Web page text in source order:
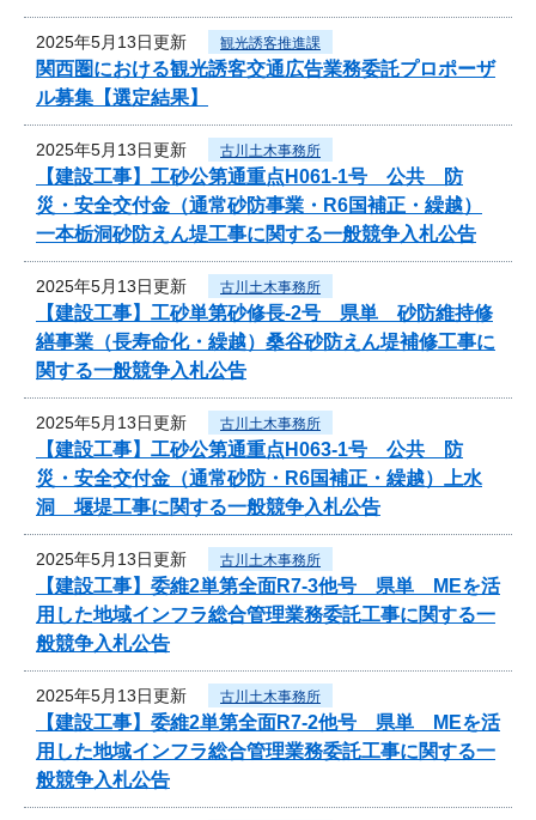
2025年5月13日更新 観光誘客推進課
関西圏における観光誘客交通広告業務委託プロポーザ
ル募集【選定結果】
2025年5月13日更新 古川土木事務所
【建設工事】工砂公第通重点H061-1号 公共 防
災・安全交付金（通常砂防事業・R6国補正・繰越）
一本栃洞砂防えん堤工事に関する一般競争入札公告
2025年5月13日更新 古川土木事務所
【建設工事】工砂単第砂修長‐2号 県単 砂防維持修
繕事業（長寿命化・繰越）桑谷砂防えん堤補修工事に
関する一般競争入札公告
2025年5月13日更新 古川土木事務所
【建設工事】工砂公第通重点H063-1号 公共 防
災・安全交付金（通常砂防・R6国補正・繰越）上水
洞 堰堤工事に関する一般競争入札公告
2025年5月13日更新 古川土木事務所
【建設工事】委維2単第全面R7-3他号 県単 MEを活
用した地域インフラ総合管理業務委託工事に関する一
般競争入札公告
2025年5月13日更新 古川土木事務所
【建設工事】委維2単第全面R7-2他号 県単 MEを活
用した地域インフラ総合管理業務委託工事に関する一
般競争入札公告